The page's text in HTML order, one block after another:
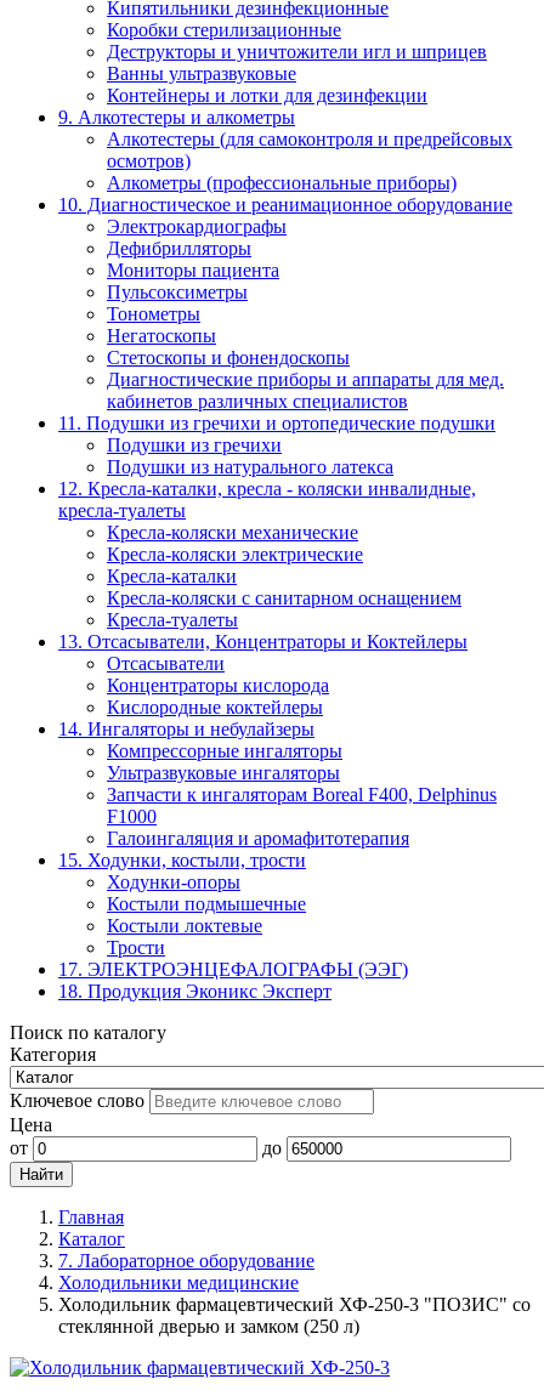
Кипятильники дезинфекционные
Коробки стерилизационные
Деструкторы и уничтожители игл и шприцев
Ванны ультразвуковые
Контейнеры и лотки для дезинфекции
9. Алкотестеры и алкометры
Алкотестеры (для самоконтроля и предрейсовых
осмотров)
Алкометры (профессиональные приборы)
10. Диагностическое и реанимационное оборудование
Электрокардиографы
Дефибрилляторы
Мониторы пациента
Пульсоксиметры
Тонометры
Негатоскопы
Стетоскопы и фонендоскопы
Диагностические приборы и аппараты для мед.
кабинетов различных специалистов
11. Подушки из гречихи и ортопедические подушки
Подушки из гречихи
Подушки из натурального латекса
12. Кресла-каталки, кресла - коляски инвалидные,
кресла-туалеты
Кресла-коляски механические
Кресла-коляски электрические
Кресла-каталки
Кресла-коляски с санитарном оснащением
Кресла-туалеты
13. Отсасыватели, Концентраторы и Коктейлеры
Отсасыватели
Концентраторы кислорода
Кислородные коктейлеры
14. Ингаляторы и небулайзеры
Компрессорные ингаляторы
Ультразвуковые ингаляторы
Запчасти к ингаляторам Boreal F400, Delphinus
F1000
Галоингаляция и аромафитотерапия
15. Ходунки, костыли, трости
Ходунки-опоры
Костыли подмышечные
Костыли локтевые
Трости
17. ЭЛЕКТРО­ЭНЦЕФАЛОГРАФЫ (ЭЭГ)
18. Продукция Эконикс Эксперт
Поиск по каталогу
Категория
Ключевое слово
Цена
от
до
Главная
Каталог
7. Лабораторное оборудование
Холодильники медицинские
Холодильник фармацевтический ХФ-250-3 "ПОЗИС" со
стеклянной дверью и замком (250 л)